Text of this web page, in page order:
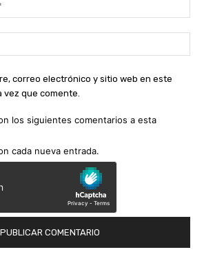
correo electrónico y sitio web en este
que comente.
los siguientes comentarios a esta
cada nueva entrada.